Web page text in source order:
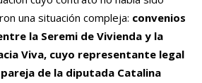
una situación compleja: convenios
la Seremi de Vivienda y la
Viva, cuyo representante legal
de la diputada Catalina